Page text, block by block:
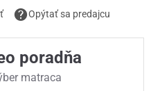
Opýtať sa predajcu
poradňa
matraca